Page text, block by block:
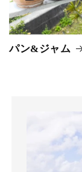
パン&ジャム